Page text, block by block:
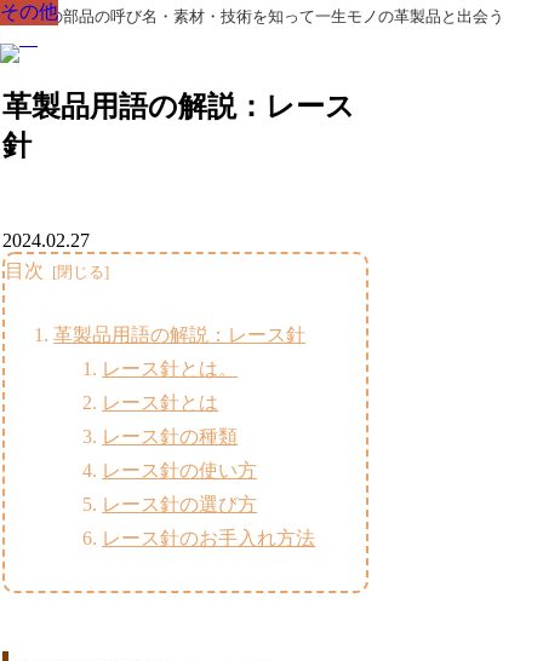
革製品の部品の呼び名・素材・技術を知って一生モノの革製品と出会う
革製品用語の解説：レース
針
その他
2024.02.27
目次
革製品用語の解説：レース針
レース針とは。
レース針とは
レース針の種類
レース針の使い方
レース針の選び方
レース針のお手入れ方法
その他
その他
その他
その他
その他
その他